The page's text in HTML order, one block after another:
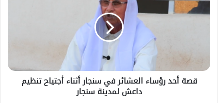
قصة أحد رؤساء العشائر في سنجار أثناء أجتياح تنظيم
داعش لمدينة سنجار